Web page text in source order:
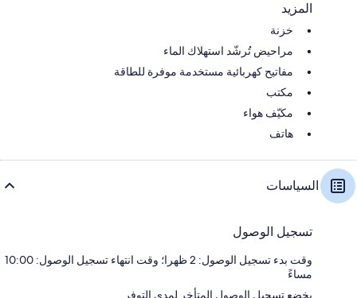
المزيد
خزنة
مراحيض تُرشّد استهلاك الماء
مفاتيح كهربائية مستخدمة موفرة للطاقة
مكتب
مكيّف هواء
هاتف
السياسات
تسجيل الوصول
وقت بدء تسجيل الوصول: 2 ظهرا؛ وقت انتهاء تسجيل الوصول: 10:00
مساءً
يخضع تسجيل الوصول المتأخر لمدى التوفر